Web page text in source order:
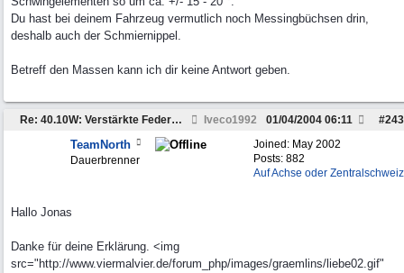
Du hast bei deinem Fahrzeug vermutlich noch Messingbüchsen drin,
deshalb auch der Schmiernippel.
Betreff den Massen kann ich dir keine Antwort geben.
Re: 40.10W: Verstärkte Federung der Hinterachse Iveco1992 #243
01/04/2004 06:11
Joined: May 2002
Posts: 882
Auf Achse oder Zentralschweiz
TeamNorth
Dauerbrenner
Hallo Jonas
Danke für deine Erklärung. <img
src="http://www.viermalvier.de/forum_php/images/graemlins/liebe02.gif"